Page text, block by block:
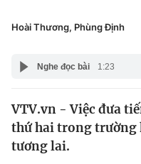
Pháp luật
Y tế
Thế giới
Tin tức
Kinh tế
Công nghệ
Hoài Thương, Phùng Định
Nghe đọc bài 1:23
VTV.vn - Việc đưa
thứ hai trong trường
tương lai.